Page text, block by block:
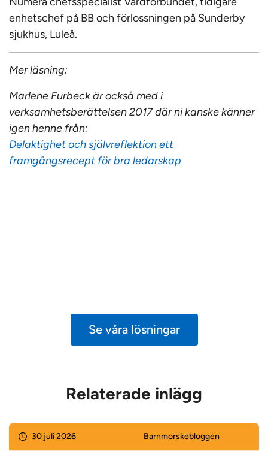
enhetschef på BB och förlossningen på Sunderby
sjukhus, Luleå.
Mer läsning:
Marlene Furbeck är också med i
verksamhetsberättelsen 2017 där ni kanske känner
igen henne från:
Delaktighet och självreflektion ett
framgångsrecept för bra ledarskap
Se våra lösningar
Relaterade inlägg
30 juli 2026 Barnmorske­bloggen